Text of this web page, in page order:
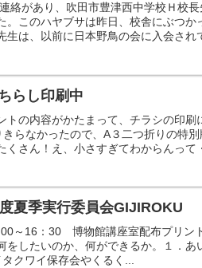
絡があり、吹田市豊津西中学校Ｈ校
。このハヤブサは昨日、校舎にぶつか
生は、以前に日本野鳥の会に入会され
らし印刷中
トの内容がかたまって、チラシの印刷
らなかったので、A３二つ折りの特
さん！え、小さすぎてわからんって
夏季実行委員会GIJIROKU
～16：30 博物館講座室配布プリ
をしたいのか、何ができるか。１．
クワイ保存会やくるく...